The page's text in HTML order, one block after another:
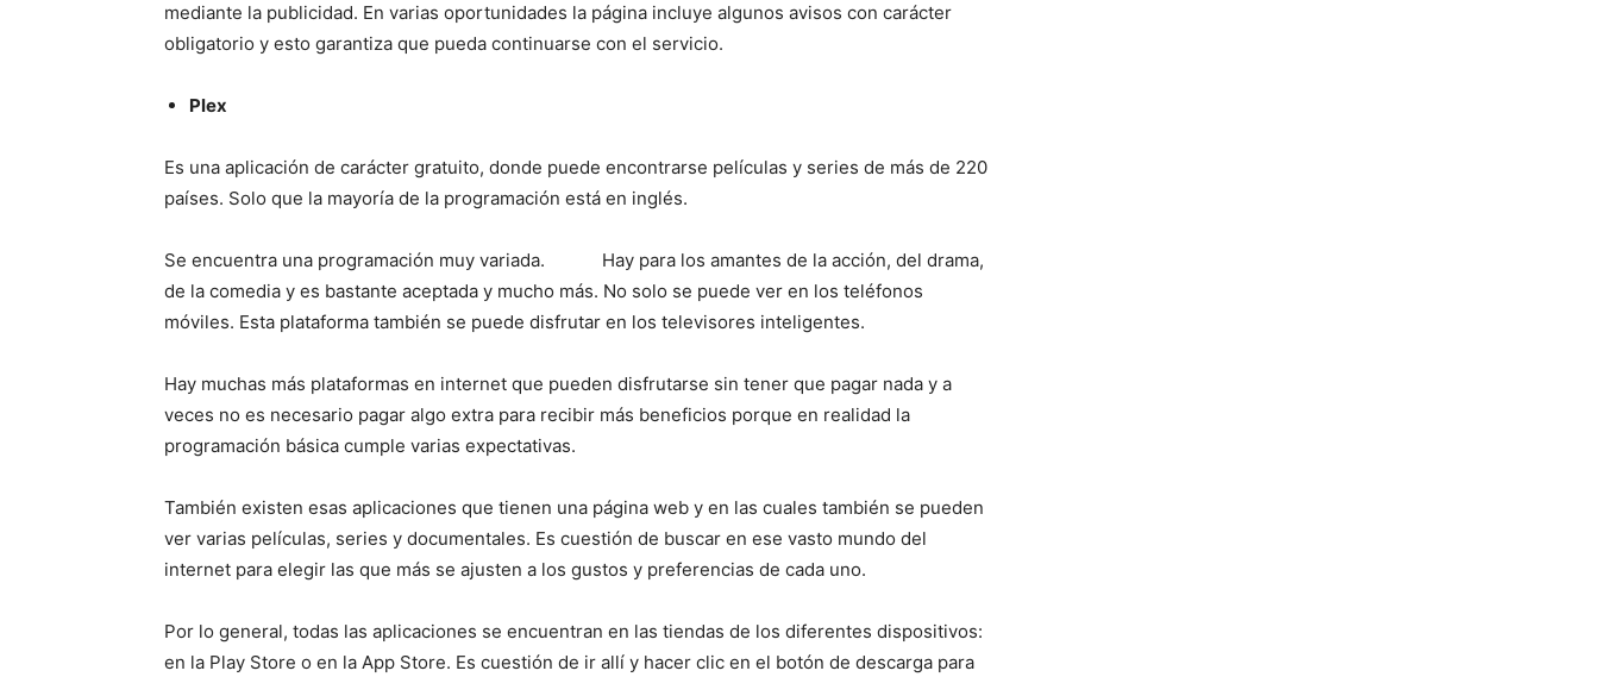
mediante la publicidad. En varias oportunidades la página incluye algunos avisos con carácter
obligatorio y esto garantiza que pueda continuarse con el servicio.
Plex
Es una aplicación de carácter gratuito, donde puede encontrarse películas y series de más de 220
países. Solo que la mayoría de la programación está en inglés.
Se encuentra una programación muy variada. Hay para los amantes de la acción, del drama,
de la comedia y es bastante aceptada y mucho más. No solo se puede ver en los teléfonos
móviles. Esta plataforma también se puede disfrutar en los televisores inteligentes.
Hay muchas más plataformas en internet que pueden disfrutarse sin tener que pagar nada y a
veces no es necesario pagar algo extra para recibir más beneficios porque en realidad la
programación básica cumple varias expectativas.
También existen esas aplicaciones que tienen una página web y en las cuales también se pueden
ver varias películas, series y documentales. Es cuestión de buscar en ese vasto mundo del
internet para elegir las que más se ajusten a los gustos y preferencias de cada uno.
Por lo general, todas las aplicaciones se encuentran en las tiendas de los diferentes dispositivos:
en la Play Store o en la App Store. Es cuestión de ir allí y hacer clic en el botón de descarga para